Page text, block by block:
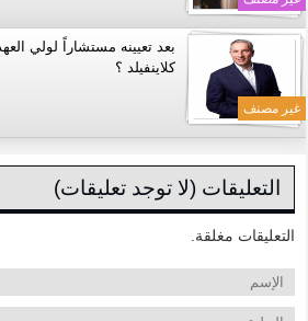
غير مصنف
بعد تعيينه مستشاراً لولي
كلاينفيلد ؟
التعليقات (لا توجد تعليقات)
التعليقات مغلقة.